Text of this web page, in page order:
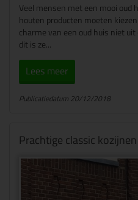
Veel mensen met een mooi oud
houten producten moeten
charme van een oud huis niet
dit is ze...
Lees meer
Publicatiedatum 20/12/2018
Prachtige classic